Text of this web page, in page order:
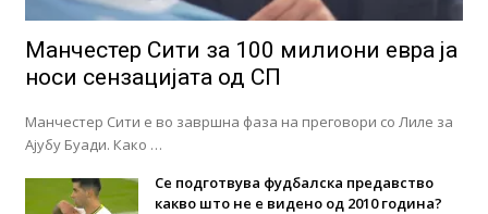
Манчестер Сити за 100 милиони евра ја
носи сензацијата од СП
Манчестер Сити е во завршна фаза на преговори со Лиле за
Ајубу Буади. Како …
Се подготвува фудбалска предавство
какво што не е видено од 2010 година?